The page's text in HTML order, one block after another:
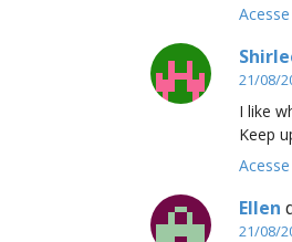
21/08/
I like
Keep
Ellen
21/08/